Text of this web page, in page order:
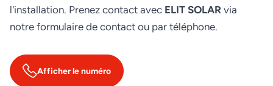
l'installation. Prenez contact avec ELIT SOLAR via
notre formulaire de contact ou par téléphone.
Afficher le numéro